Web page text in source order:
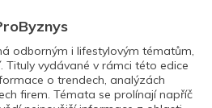
odborným i lifestylovým tématům,
Tituly vydávané v rámci této edice
o trendech, analýzách
firem. Témata se prolínají napříč